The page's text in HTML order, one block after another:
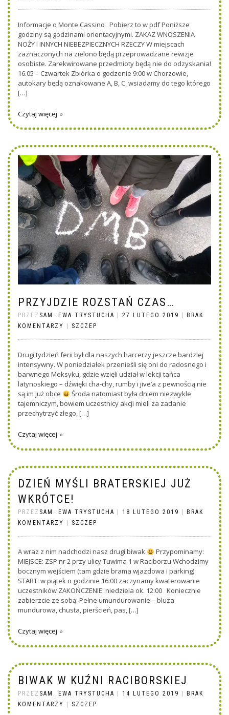
Informacje o Monte Cassino Pobierz to w pdf Poniższe
godziny są godzinami orientacyjnymi. ZAKAZ WNOSZENIA
NOŻY I INNYCH NIEBEZPIECZNYCH RZECZY W miejscach
zaznaczonych na zielono będą przeprowadzane rewizje
osobiste. Zarekwirowane przedmioty będą nie do odzyskania!
16.05 – Czwartek Zbiórka o godzenie 9:00 w Chorzowie,
autokary będą oznakowane A, B, C. wsiadamy do tego którego
[…]
Czytaj więcej
PRZYJDZIE ROZSTAŃ CZAS…
PRZEZ SAM. EWA TRYSTUCHA 27 LUTEGO 2019
BRAK
KOMENTARZY
SZCZEP
Drugi tydzień ferii był dla naszych harcerzy jeszcze bardziej
intensywny. W poniedziałek przenieśli się oni do radosnego i
barwnego Meksyku, gdzie wzięli udział w lekcji tańca
latynoskiego – dźwięki cha-chy, rumby i jive’a z pewnością nie
są im już obce
Środa natomiast była dniem niezwykle
tajemniczym, bowiem uczestnicy akcji mieli za zadanie
przechytrzyć złego, […]
Czytaj więcej
DZIEŃ MYŚLI BRATERSKIEJ JUŻ
WKRÓTCE!
PRZEZ SAM. EWA TRYSTUCHA 18 LUTEGO 2019
BRAK
KOMENTARZY
SZCZEP
A wraz z nim nadchodzi nasz drugi biwak
Przypominamy:
MIEJSCE: ZSP nr 2 przy ulicy Tuwima 1 w Raciborzu Wchodzimy
bocznym wejściem (tam gdzie brama wjazdowa i parking)
START: w piątek o godzinie 16:00 zaczynamy kwaterowanie
uczestników ZAKOŃCZENIE: niedziela ok. 12:00 Koniecznie
zabierzcie ze sobą: Pełne umundurowanie – bluza
mundurowa, chusta, pierścień, pas, […]
Czytaj więcej
BIWAK W KUŹNI RACIBORSKIEJ
PRZEZ SAM. EWA TRYSTUCHA 14 LUTEGO 2019
BRAK
KOMENTARZY
SZCZEP